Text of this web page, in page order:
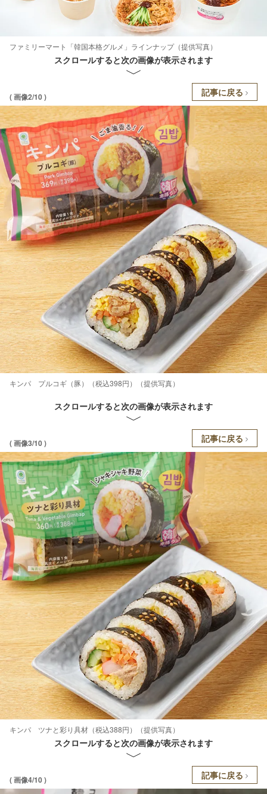
ファミリーマート「韓国本格グルメ」ラインナップ（提供写真）
スクロールすると次の画像が表示されます
( 画像2/10 ) 記事に戻る
キンパ プルコギ（豚）（税込398円）（提供写真）
スクロールすると次の画像が表示されます
( 画像3/10 ) 記事に戻る
キンパ ツナと彩り具材（税込388円）（提供写真）
スクロールすると次の画像が表示されます
( 画像4/10 ) 記事に戻る